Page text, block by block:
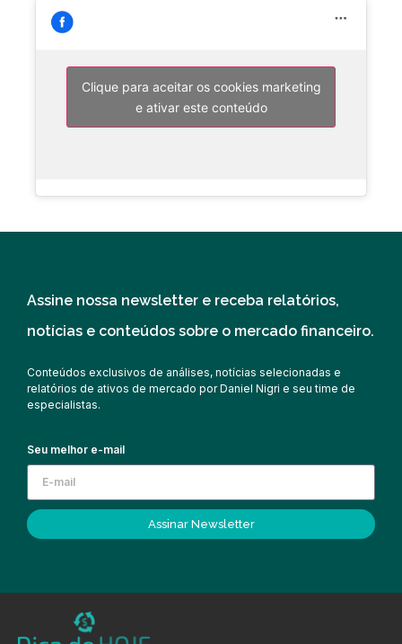
Clique para aceitar os cookies marketing
e ativar este conteúdo
Assine nossa newsletter e receba relatórios,
notícias e conteúdos sobre o mercado financeiro.
Conteúdos exclusivos de análises, notícias selecionadas e
relatórios de ativos de mercado por Daniel Nigri e seu time de
especialistas.
Seu melhor e-mail
Assinar Newsletter